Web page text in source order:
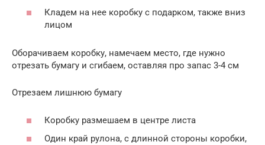
Кладем на нее коробку с подарком, также вниз
лицом
Оборачиваем коробку, намечаем место, где нужно
отрезать бумагу и сгибаем, оставляя про запас 3-4 см
Отрезаем лишнюю бумагу
Коробку размешаем в центре листа
Один край рулона, с длинной стороны коробки,